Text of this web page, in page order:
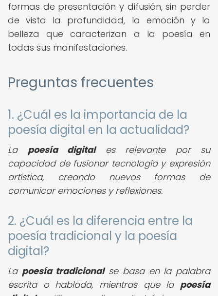
formas de presentación y difusión, sin perder
de vista la profundidad, la emoción y la
belleza que caracterizan a la poesía en
todas sus manifestaciones.
Preguntas frecuentes
1. ¿Cuál es la importancia de la
poesía digital en la actualidad?
La poesía digitales relevante por su
capacidad de fusionar tecnología y expresión
artística, creando nuevas formas de
comunicar emociones y reflexiones.
2. ¿Cuál es la diferencia entre la
poesía tradicional y la poesía
digital?
La poesía tradicionalse basa en la palabra
escrita o hablada, mientras que la poesía